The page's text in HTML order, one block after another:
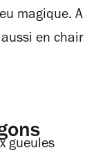
magique. A
en chair
gueules